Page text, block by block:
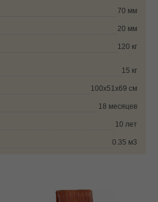
70 мм
20 мм
120 кг
15 кг
100х51х69 см
18 месяцев
10 лет
0.35 м3